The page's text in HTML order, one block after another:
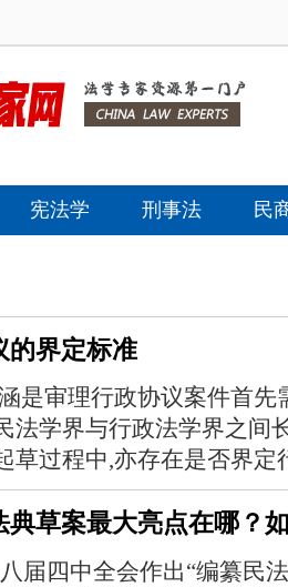
宪法学 刑事法 民
的界定标准
是审理行政协议案件首
法学界与行政法学界之间
草过程中,亦存在是否界定
草案最大亮点在哪？
届四中全会作出“编纂民